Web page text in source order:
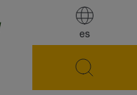
es